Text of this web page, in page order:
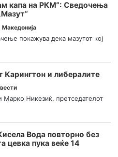
капа на РКМ“: Сведочења
Македонија
покажува дека мазутот кој
Карингтон и либералите
Никезиќ, претседателот
Вода повторно без
цевка пука веќе 14